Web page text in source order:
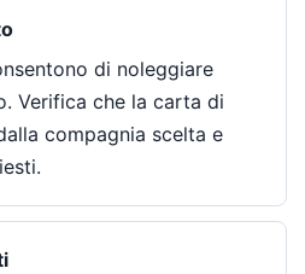
di noleggiare
Verifica che la carta di
compagnia scelta e